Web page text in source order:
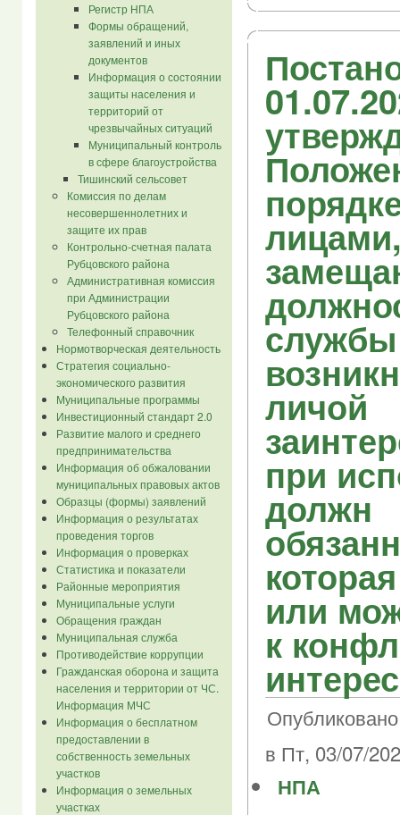
Регистр НПА
Формы обращений,
заявлений и иных
документов
Информация о состоянии
защиты населения и
территорий от
чрезвычайных ситуаций
Муниципальный контроль
в сфере благоустройства
Тишинский сельсовет
Комиссия по делам
несовершеннолетних и
защите их прав
Контрольно-счетная палата
Рубцовского района
Административная комиссия
при Администрации
Рубцовского района
Телефонный справочник
Нормотворческая деятельность
Стратегия социально-
экономического развития
Муниципальные программы
Инвестиционный стандарт 2.0
Развитие малого и среднего
предпринимательства
Информация об обжаловании
муниципальных правовых актов
Образцы (формы) заявлений
Информация о результатах
проведения торгов
Информация о проверках
Статистика и показатели
Районные мероприятия
Муниципальные услуги
Обращения граждан
Муниципальная служба
Противодействие коррупции
Гражданская оборона и защита
населения и территории от ЧС.
Информация МЧС
Информация о бесплатном
предоставлении в
собственность земельных
участков
Информация о земельных
участках
личой
при
должн
или
к
в Пт, 03/07/
НПА